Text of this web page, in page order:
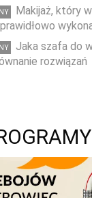
Makijaż, który
Jaka szafa do
rozwiązań